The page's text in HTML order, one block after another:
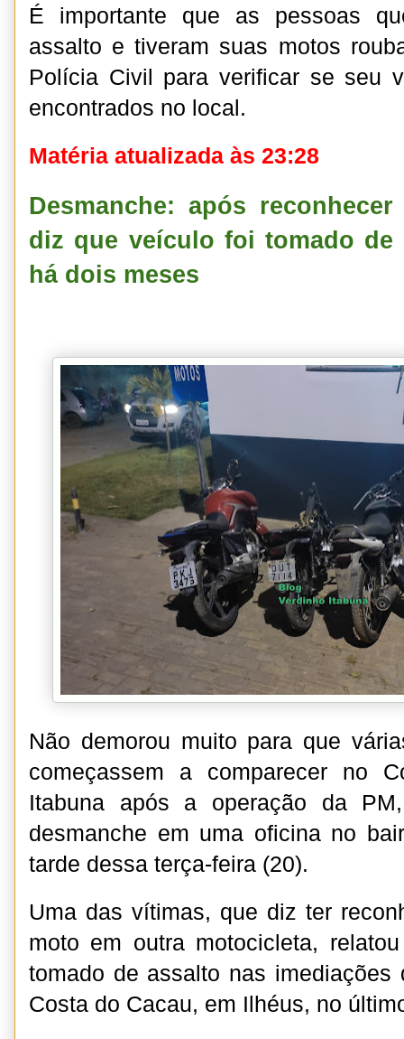
É importante que as pessoas
assalto e tiveram suas motos
Polícia Civil para verificar se seu
encontrados no local.
Matéria atualizada às 23:28
Desmanche: após
diz que veículo foi tomado de
há dois meses
Não demorou muito para que
começassem a comparecer no
Itabuna após a operação da
desmanche em uma oficina no
tarde dessa terça-feira (20).
Uma das vítimas, que diz ter
moto em outra motocicleta,
tomado de assalto nas imediações
Costa do Cacau, em Ilhéus, no